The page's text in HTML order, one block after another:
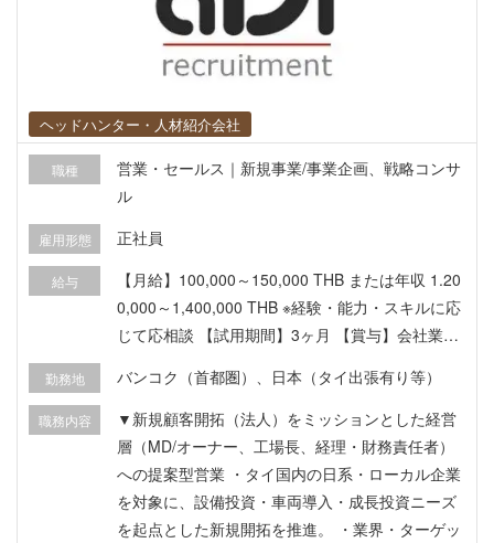
たい方にはとても良い環境です♪ ・誰もが知る大
手企業なので、充実した福利厚生の中、安心して
勤務することができます♪ ・現地採用の日本人も
ヘッドハンター・人材紹介会社
職種
営業・セールス｜新規事業/事業企画、戦略コンサ
ル
雇用形態 正社員
給与
【月給】100,000～150,000 THB または年収 1.20
0,000～1,400,000 THB ※経験・能力・スキルに応
じて応相談 【試用期間】3ヶ月 【賞与】会社業績
実績に基づいて査定 【手当】ビザ費用およびワー
クパミット会社負担 【福利厚生】医療保険、社
会保険、健康診断、会社携帯、プロビデントファ
ンド
勤務地 バンコク（首都圏）、日本（タイ出張有り等）
職務内容
▼新規顧客開拓（法人）をミッションとした経営
層（MD/オーナー、工場長、経理・財務責任者）
への提案型営業 ・タイ国内の日系・ローカル企業
を対象に、設備投資・車両導入・成長投資ニーズ
を起点とした新規開拓を推進。 ・業界・ターゲッ